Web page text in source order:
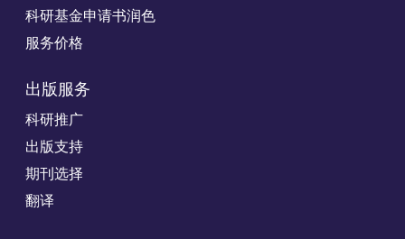
科研基金申请书润色
服务价格
出版服务
科研推广
出版支持
期刊选择
翻译